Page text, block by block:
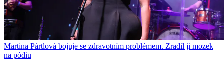
Martina Pártlová bojuje se zdravotním problémem. Zradil ji mozek
na pódiu